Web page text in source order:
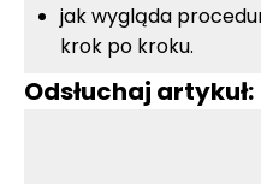
jak wygląda
krok po kroku.
Odsłuchaj artykuł: